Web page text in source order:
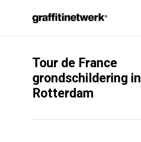
Tour de France
grondschildering in
Rotterdam